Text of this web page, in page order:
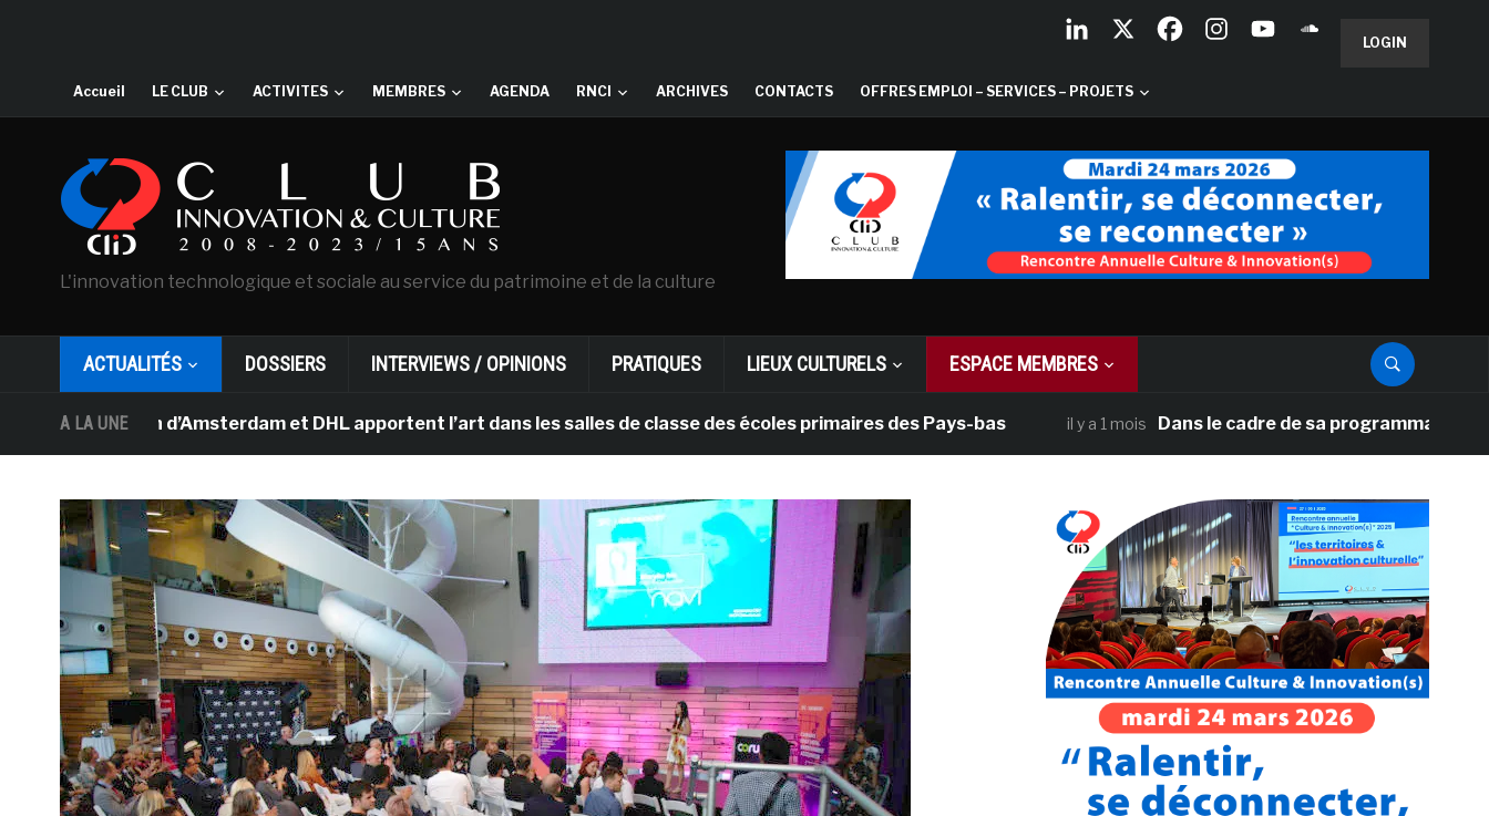
LOGIN
Accueil LE CLUB ACTIVITES MEMBRES AGENDA RNCI ARCHIVES CONTACTS OFFRES EMPLOI – SERVICES – PROJETS
L'innovation technologique et sociale au service du patrimoine et de la culture
ACTUALITÉS DOSSIERS INTERVIEWS / OPINIONS PRATIQUES LIEUX CULTURELS ESPACE MEMBRES
A LA UNE
Gogh d’Amsterdam et DHL apportent l’art dans les salles de classe des écoles primaires des Pays-bas il y a 1 mois Dans le cadre de sa programmation